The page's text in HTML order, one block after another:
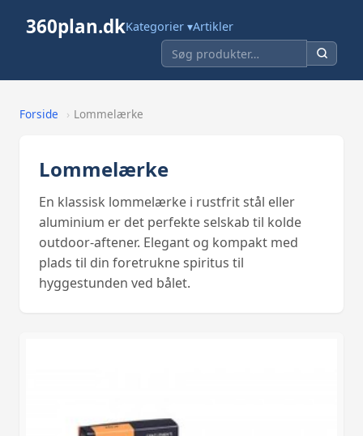
360plan.dkKategorier ▾Artikler
Forside › Lommelærke
Lommelærke
En klassisk lommelærke i rustfrit stål eller
aluminium er det perfekte selskab til kolde
outdoor-aftener. Elegant og kompakt med
plads til din foretrukne spiritus til
hyggestunden ved bålet.